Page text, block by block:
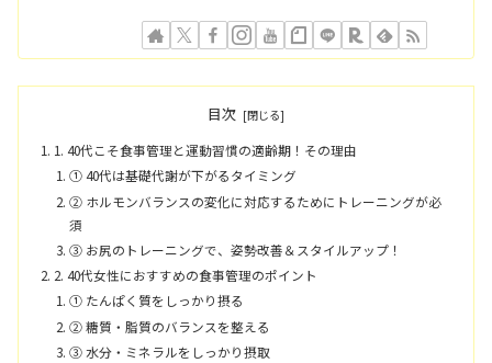
目次
1. 40代こそ食事管理と運動習慣の適齢期！その理由
① 40代は基礎代謝が下がるタイミング
② ホルモンバランスの変化に対応するためにトレーニングが必
須
③ お尻のトレーニングで、姿勢改善＆スタイルアップ！
2. 40代女性におすすめの食事管理のポイント
① たんぱく質をしっかり摂る
② 糖質・脂質のバランスを整える
③ 水分・ミネラルをしっかり摂取